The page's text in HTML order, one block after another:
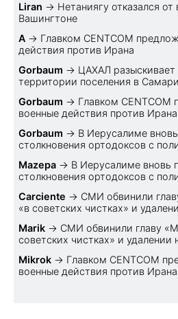
Liran → Нетаниягу отказался
Вашингтоне
A → Главком CENTCOM
действия против Ирана
Gorbaum → ЦАХАЛ разыскивает
территории поселения в
Gorbaum → Главком CENTCOM
военные действия против Ирана
Gorbaum → В Иерусалиме
столкновения ортодоксов с
Mazepa → В Иерусалиме вновь
столкновения ортодоксов с
Carciente → СМИ обвинили
«в советских чистках» и
Marik → СМИ обвинили главу
советских чистках» и удалении
Mikrok → Главком CENTCOM
военные действия против Ирана